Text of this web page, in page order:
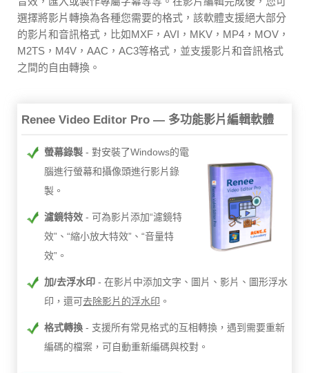
選擇將影片轉換為各種您需要的格式，該軟體支援絕大部分
的影片和音訊格式，比如MXF，AVI，MKV，MP4，MOV，
M2TS，M4V，AAC，AC3等格式，並支援影片和音訊格式
之間的自由轉換。
Renee Video Editor Pro — 多功能影片編輯軟體
螢幕錄製
對安裝了Windows的電
腦進行螢幕和攝像頭進行影片錄
製。
濾鏡特效
可為影片添加“濾鏡特
效”、“縮小放大特效”、“音量特
效”。
加/去浮水印
在影片中添加文字、圖片、影片、圖形浮水
印，還可去除影片的浮水印 。
格式轉換
支援所有常見格式的互相轉換，遇到需要重新
編碼的檔案，可自動重新編碼與校對。